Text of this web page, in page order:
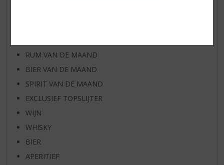
RUM VAN DE MAAND
BIER VAN DE MAAND
SPIRIT VAN DE MAAND
EXCLUSIEF TOPSLIJTER
WIJN
WHISKY
BIER
APERITIEF